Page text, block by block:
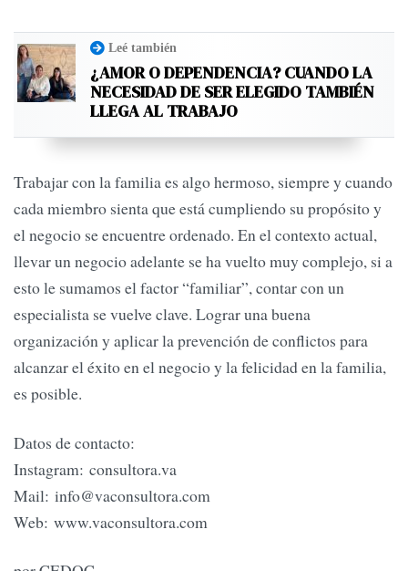
Leé también
¿AMOR O DEPENDENCIA? CUANDO LA
NECESIDAD DE SER ELEGIDO TAMBIÉN
LLEGA AL TRABAJO
Trabajar con la familia es algo hermoso, siempre y cuando
cada miembro sienta que está cumpliendo su propósito y
el negocio se encuentre ordenado. En el contexto actual,
llevar un negocio adelante se ha vuelto muy complejo, si a
esto le sumamos el factor “familiar”, contar con un
especialista se vuelve clave. Lograr una buena
organización y aplicar la prevención de conflictos para
alcanzar el éxito en el negocio y la felicidad en la familia,
es posible.
Datos de contacto:
Instagram: consultora.va
Mail: info@vaconsultora.com
Web: www.vaconsultora.com